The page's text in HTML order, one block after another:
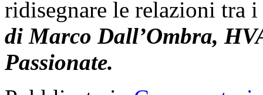
ridisegnare le relazioni tra
di Marco Dall’Ombra,
Passionate.